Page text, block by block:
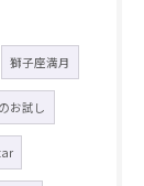
獅子座満月
お試し